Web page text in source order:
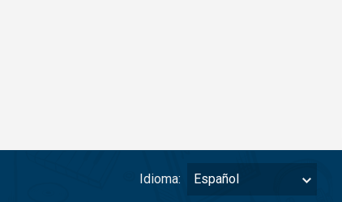
Idioma: Español